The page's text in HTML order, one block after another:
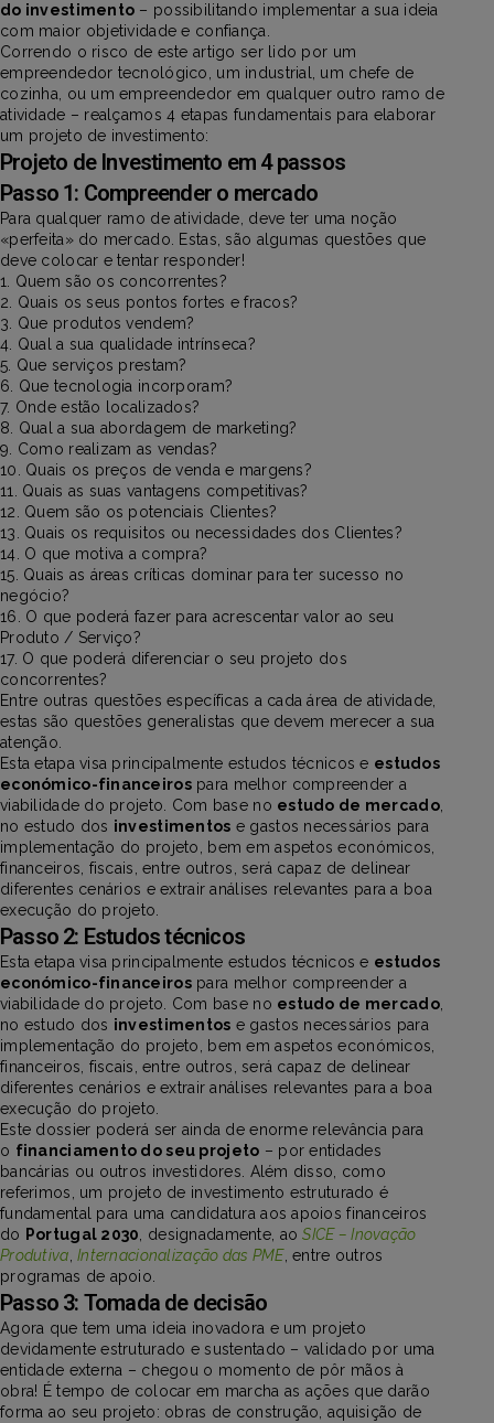
do investimento – possibilitando implementar a sua ideia
com maior objetividade e confiança.
Correndo o risco de este artigo ser lido por um
empreendedor tecnológico, um industrial, um chefe de
cozinha, ou um empreendedor em qualquer outro ramo de
atividade – realçamos 4 etapas fundamentais para elaborar
um projeto de investimento:
Projeto de Investimento em 4 passos
Passo 1: Compreender o mercado
Para qualquer ramo de atividade, deve ter uma noção
«perfeita» do mercado. Estas, são algumas questões que
deve colocar e tentar responder!
1. Quem são os concorrentes?
2. Quais os seus pontos fortes e fracos?
3. Que produtos vendem?
4. Qual a sua qualidade intrínseca?
5. Que serviços prestam?
6. Que tecnologia incorporam?
7. Onde estão localizados?
8. Qual a sua abordagem de marketing?
9. Como realizam as vendas?
10. Quais os preços de venda e margens?
11. Quais as suas vantagens competitivas?
12. Quem são os potenciais Clientes?
13. Quais os requisitos ou necessidades dos Clientes?
14. O que motiva a compra?
15. Quais as áreas críticas dominar para ter sucesso no
negócio?
16. O que poderá fazer para acrescentar valor ao seu
Produto / Serviço?
17. O que poderá diferenciar o seu projeto dos
concorrentes?
Entre outras questões específicas a cada área de atividade,
estas são questões generalistas que devem merecer a sua
atenção.
Esta etapa visa principalmente estudos técnicos e estudos
económico-financeirospara melhor compreender a
viabilidade do projeto. Com base no estudo de mercado,
no estudo dos investimentos e gastos necessários para
implementação do projeto, bem em aspetos económicos,
financeiros, fiscais, entre outros, será capaz de delinear
diferentes cenários e extrair análises relevantes para a boa
execução do projeto.
Passo 2: Estudos técnicos
Esta etapa visa principalmente estudos técnicos e estudos
económico-financeirospara melhor compreender a
viabilidade do projeto. Com base no estudo de mercado,
no estudo dos investimentos e gastos necessários para
implementação do projeto, bem em aspetos económicos,
financeiros, fiscais, entre outros, será capaz de delinear
diferentes cenários e extrair análises relevantes para a boa
execução do projeto.
Este dossier poderá ser ainda de enorme relevância para
o financiamento do seu projeto – por entidades
bancárias ou outros investidores. Além disso, como
referimos, um projeto de investimento estruturado é
fundamental para uma candidatura aos apoios financeiros
do Portugal 2030, designadamente, aoSICE – Inovação
Produtiva,Internacionalização das PME, entre outros
programas de apoio.
Passo 3: Tomada de decisão
Agora que tem uma ideia inovadora e um projeto
devidamente estruturado e sustentado – validado por uma
entidade externa – chegou o momento de pôr mãos à
obra! É tempo de colocar em marcha as ações que darão
forma ao seu projeto: obras de construção, aquisição de